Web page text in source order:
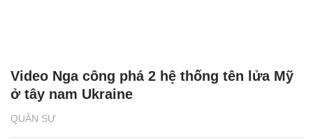
QUÂN SỰ
Video Nga công phá 2 hệ thống tên lửa Mỹ
ở tây nam Ukraine